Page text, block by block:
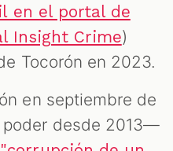
en el portal de
Insight Crime)
Tocorón en 2023.
en septiembre de
desde 2013—